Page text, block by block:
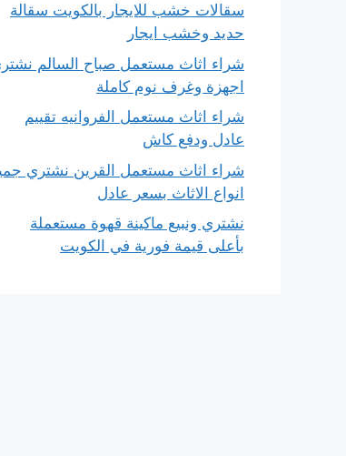
سقالات خشب للايجار بالكويت سقالة
حديد وخشب ايجار
شراء اثاث مستعمل صباح السالم
اجهزة وغرف نوم كاملة
شراء اثاث مستعمل الفروانيه تقييم
عادل ودفع كاش
شراء اثاث مستعمل القرين نشتري
انواع الاثاث بسعر عادل
نشتري ونبيع ماكينة قهوة مستعملة
بأعلى قيمة فورية في الكويت